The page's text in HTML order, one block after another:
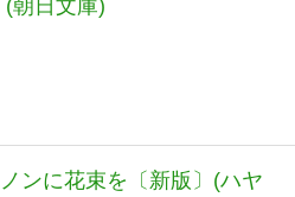
朝日文庫)
ンに花束を〔新版〕(ハヤ